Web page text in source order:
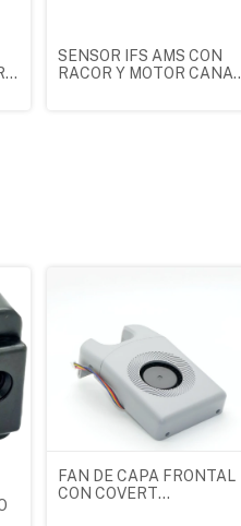
SENSOR IFS AMS CON
RACOR Y MOTOR CANAL
FAN DE CAPA FRONTAL
CON COVERT